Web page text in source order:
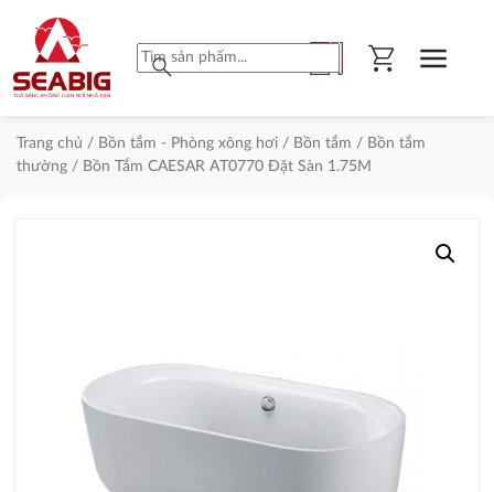
search shopping_cart menu
Trang chủ / Bồn tắm - Phòng xông hơi / Bồn tắm / Bồn tắm
thường / Bồn Tắm CAESAR AT0770 Đặt Sàn 1.75M